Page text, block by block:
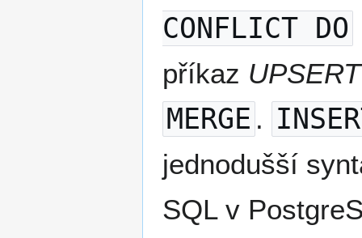
CONFLICT DO
příkaz UPSERT
MERGE .
jednodušší
SQL v